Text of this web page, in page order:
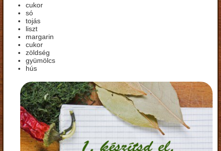
cukor
só
tojás
liszt
margarin
cukor
zöldség
gyümölcs
hús